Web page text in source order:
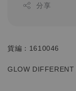
分享
貨編：1610046
GLOW DIFFERENT